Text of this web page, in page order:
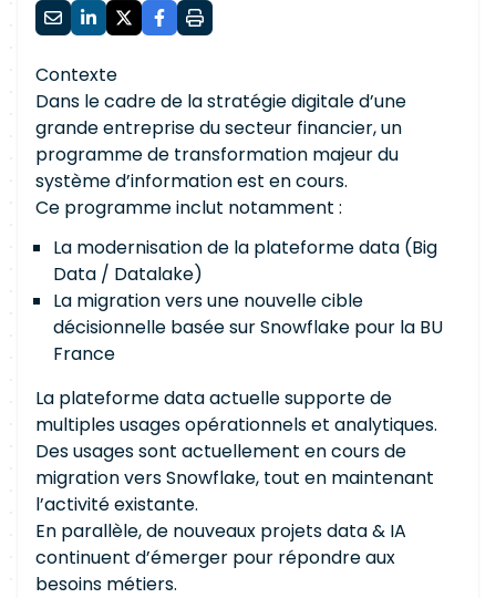
Contexte
Dans le cadre de la stratégie digitale d’une
grande entreprise du secteur financier, un
programme de transformation majeur du
système d’information est en cours.
Ce programme inclut notamment :
La modernisation de la plateforme data (Big
Data / Datalake)
La migration vers une nouvelle cible
décisionnelle basée sur Snowflake pour la BU
France
La plateforme data actuelle supporte de
multiples usages opérationnels et analytiques.
Des usages sont actuellement en cours de
migration vers Snowflake, tout en maintenant
l’activité existante.
En parallèle, de nouveaux projets data & IA
continuent d’émerger pour répondre aux
besoins métiers.